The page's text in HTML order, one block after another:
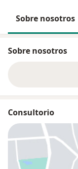
Sobre nosotros
Sobre nosotros
Consultorio